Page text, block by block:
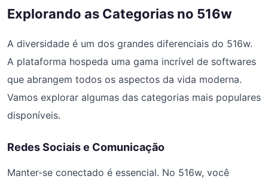
Explorando as Categorias no 516w
A diversidade é um dos grandes diferenciais do 516w.
A plataforma hospeda uma gama incrível de softwares
que abrangem todos os aspectos da vida moderna.
Vamos explorar algumas das categorias mais populares
disponíveis.
Redes Sociais e Comunicação
Manter-se conectado é essencial. No 516w, você